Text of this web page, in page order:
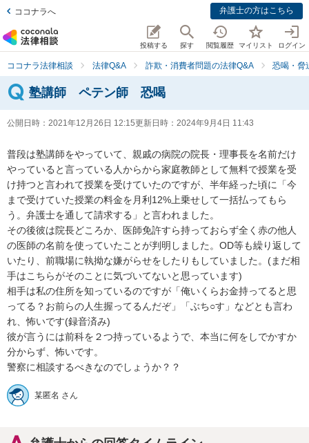
ココナラへ 弁護士の方はこちら
投稿する 探す 閲覧履歴 マイリスト ログイン
ココナラ法律相談 法律Q&A 詐欺・消費者問題の法律Q&A 恐喝・脅
塾講師 ペテン師 恐喝
公開日時： 2021年12月26日 12:15更新日時： 2024年9月4日 11:43
普段は塾講師をやっていて、親戚の病院の院長・理事長を名前だけ
やっていると言っている人からから家庭教師として無料で授業を受
け持つと言われて授業を受けていたのですが、半年経った頃に「今
まで受けていた授業の料金を月利12%上乗せして一括払ってもら
う。弁護士を通して請求する」と言われました。
その後彼は院長どころか、医師免許すら持っておらず全く赤の他人
の医師の名前を使っていたことが判明しました。OD等も繰り返して
いたり、前職場に執拗な嫌がらせをしたりもしていました。(まだ相
手はこちらがそのことに気づいてないと思っています)
相手は私の住所を知っているのですが「俺いくらお金持ってると思
ってる？お前らの人生握ってるんだぞ」「ぶち○す」などとも言わ
れ、怖いです(録音済み)
彼が言うには前科を２つ持っているようで、本当に何をしでかすか
分からず、怖いです。
警察に相談するべきなのでしょうか？？
某匿名 さん